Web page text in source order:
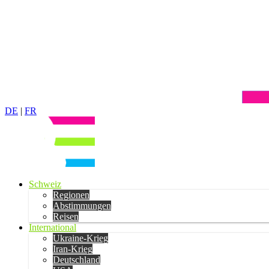
DE | FR
Schweiz
Regionen
Abstimmungen
Reisen
International
Ukraine-Krieg
Iran-Krieg
Deutschland